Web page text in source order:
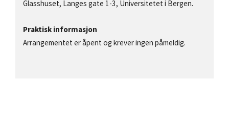
Glasshuset, Langes gate 1-3, Universitetet i Bergen.
Praktisk informasjon
Arrangementet er åpent og krever ingen påmeldig.